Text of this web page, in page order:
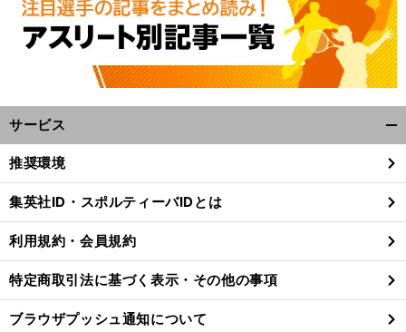
サービス
閉
る
推奨環境
集英社ID・スポルティーバIDとは
利用規約・会員規約
特定商取引法に基づく表示・その他の事項
ブラウザプッシュ通知について